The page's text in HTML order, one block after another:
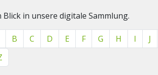
Blick in unsere digitale Sammlung.
B C D E F G H I J